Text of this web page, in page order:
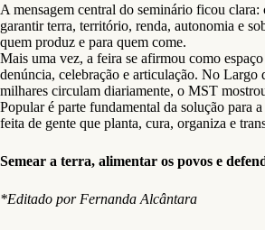
A mensagem central do seminário ficou clara:
garantir terra, território, renda, autonomia e
quem produz e para quem come.
Mais uma vez, a feira se afirmou como
denúncia, celebração e articulação. No Largo
milhares circulam diariamente, o MST
Popular é parte fundamental da solução para
feita de gente que planta, cura, organiza e
Semear a terra, alimentar os povos e
*Editado por Fernanda Alcântara